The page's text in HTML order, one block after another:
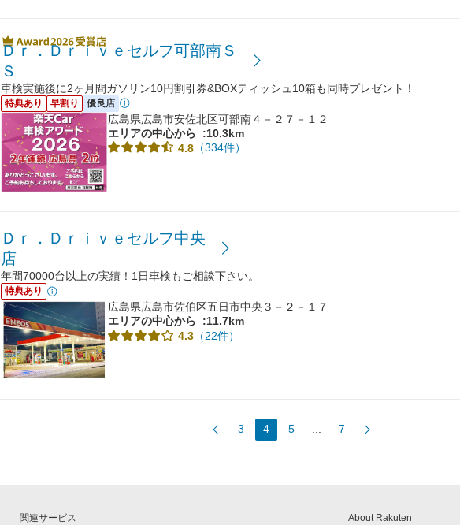
Ｄｒ．Ｄｒｉｖｅセルフ可部南Ｓ
Ｓ
車検実施後に2ヶ月間ガソリン10円割引券&BOXティッシュ10箱も同時プレゼント！
特典あり 早割り 優良店
広島県広島市安佐北区可部南４－２７－１２
エリアの中心から
:10.3km
4.8 （334件）
Ｄｒ．Ｄｒｉｖｅセルフ中央
店
年間70000台以上の実績！1日車検もご相談下さい。
特典あり
広島県広島市佐伯区五日市中央３－２－１７
エリアの中心から
:11.7km
4.3 （22件）
3 4 5 ... 7
関連サービス About Rakuten